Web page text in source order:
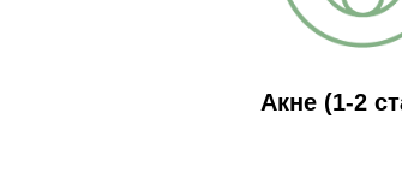
Акне (1-2